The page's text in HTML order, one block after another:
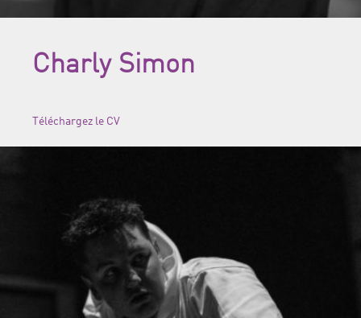
Charly Simon
Téléchargez le CV